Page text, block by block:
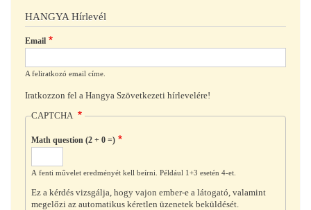
HANGYA Hírlevél
Email
A feliratkozó email címe.
Iratkozzon fel a Hangya Szövetkezeti hírlevelére!
CAPTCHA
Math question (2 + 0 =)
A fenti művelet eredményét kell beírni. Például 1+3 esetén 4-et.
Ez a kérdés vizsgálja, hogy vajon ember-e a látogató, valamint
megelőzi az automatikus kéretlen üzenetek beküldését.